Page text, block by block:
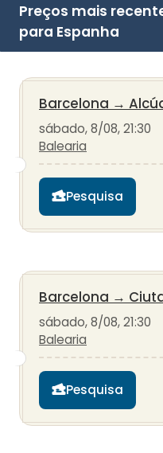
Preços mais
para Espanha
Barcelona →
sábado, 8/08, 21:30
Balearia
Pesquisa
Barcelona →
sábado, 8/08, 21:30
Balearia
Pesquisa